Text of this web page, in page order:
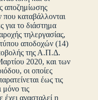
αποζημίωσης
καταβάλλονται
για το διάστημα
τηλεργασίας,
αποδοχών (14)
της Α.Π.Δ.
2020, και των
οι οποίες
έως τις
τις
έχει ανασταλεί η